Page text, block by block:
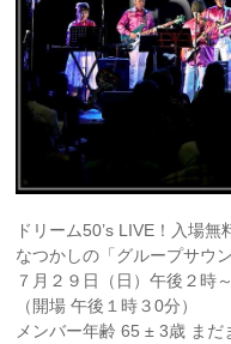
ドリーム50’s LIVE！入場
なつかしの「グループサウ
７月２９日（日）午後２時～
（開場 午後１時３0分）
メンバー年齢 65 ± 3歳 ま